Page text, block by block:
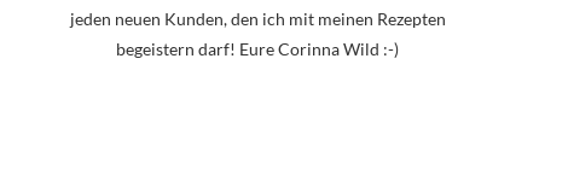
jeden neuen Kunden, den ich mit meinen Rezepten
begeistern darf! Eure Corinna Wild :-)